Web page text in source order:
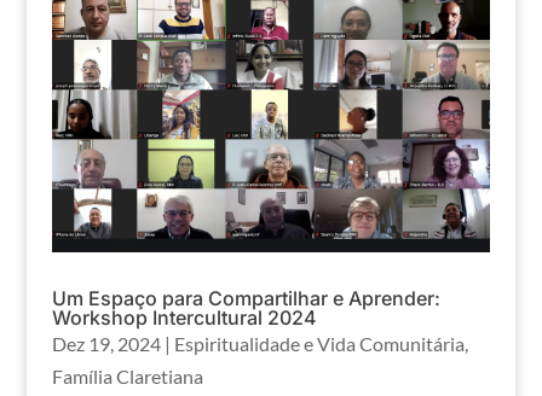
Um Espaço para Compartilhar e Aprender:
Workshop Intercultural 2024
Dez 19, 2024| Espiritualidade e Vida Comunitária,
Família Claretiana